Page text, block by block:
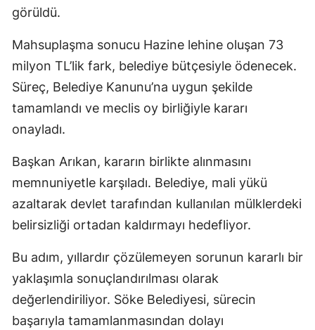
görüldü.
Mahsuplaşma sonucu Hazine lehine oluşan 73
milyon TL’lik fark, belediye bütçesiyle ödenecek.
Süreç, Belediye Kanunu’na uygun şekilde
tamamlandı ve meclis oy birliğiyle kararı
onayladı.
Başkan Arıkan, kararın birlikte alınmasını
memnuniyetle karşıladı. Belediye, mali yükü
azaltarak devlet tarafından kullanılan mülklerdeki
belirsizliği ortadan kaldırmayı hedefliyor.
Bu adım, yıllardır çözülemeyen sorunun kararlı bir
yaklaşımla sonuçlandırılması olarak
değerlendiriliyor. Söke Belediyesi, sürecin
başarıyla tamamlanmasından dolayı